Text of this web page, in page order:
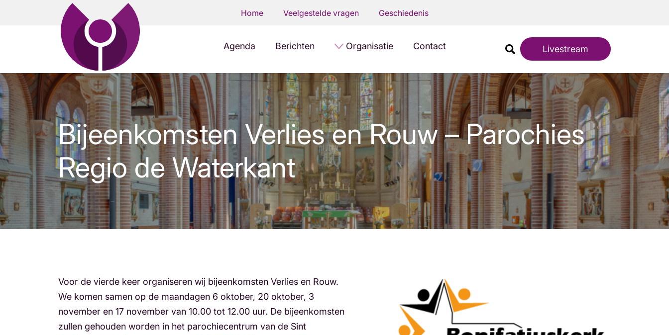
Home Veelgestelde vragen Geschiedenis
Livestream
Agenda Berichten Organisatie Contact
Bijeenkomsten Verlies en Rouw – Parochies
Regio de Waterkant
Voor de vierde keer organiseren wij bijeenkomsten Verlies en Rouw.
We komen samen op de maandagen 6 oktober, 20 oktober, 3
november en 17 november van 10.00 tot 12.00 uur. De bijeenkomsten
zullen gehouden worden in het parochiecentrum van de Sint